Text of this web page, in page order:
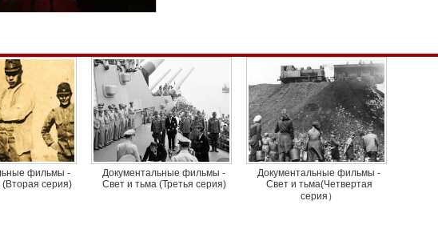
фильмы -
серия)
Документальные фильмы -
Свет и тьма (Третья серия)
Документальные фильмы -
Свет и тьма(Четвертая
серия）